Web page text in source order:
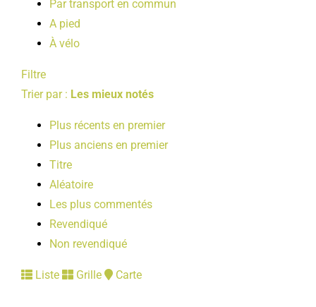
Par transport en commun
A pied
À vélo
Filtre
Trier par : Les mieux notés
Plus récents en premier
Plus anciens en premier
Titre
Aléatoire
Les plus commentés
Revendiqué
Non revendiqué
Liste Grille Carte